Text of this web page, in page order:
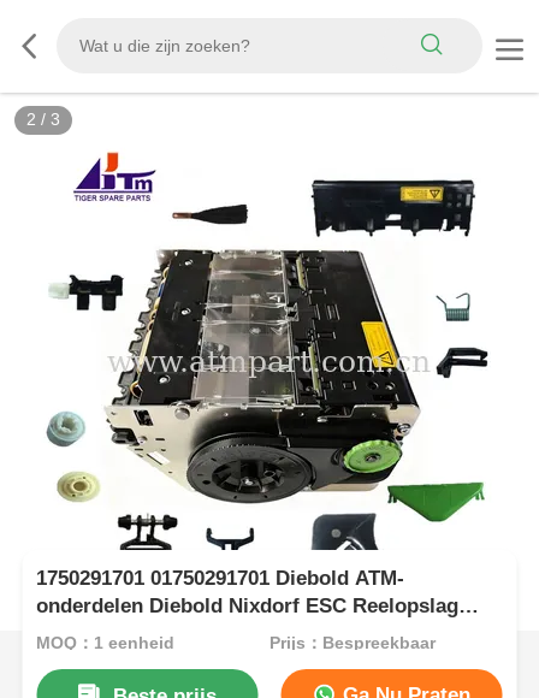
2 / 3
1750291701 01750291701 Diebold ATM-
onderdelen Diebold Nixdorf ESC Reelopslag
RM4
MOQ：1 eenheid Prijs：Bespreekbaar